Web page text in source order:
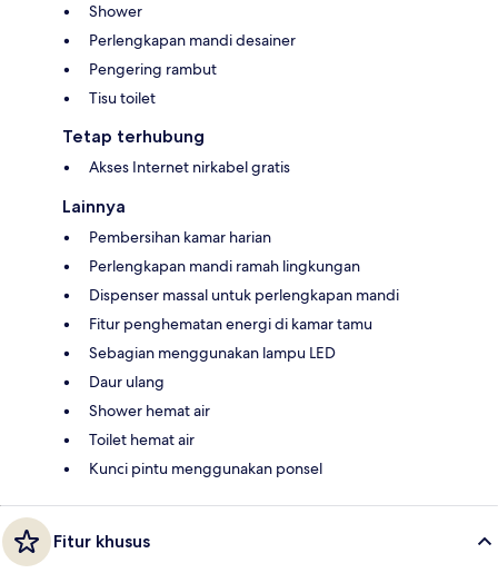
Shower
Perlengkapan mandi desainer
Pengering rambut
Tisu toilet
Tetap terhubung
Akses Internet nirkabel gratis
Lainnya
Pembersihan kamar harian
Perlengkapan mandi ramah lingkungan
Dispenser massal untuk perlengkapan mandi
Fitur penghematan energi di kamar tamu
Sebagian menggunakan lampu LED
Daur ulang
Shower hemat air
Toilet hemat air
Kunci pintu menggunakan ponsel
Fitur khusus